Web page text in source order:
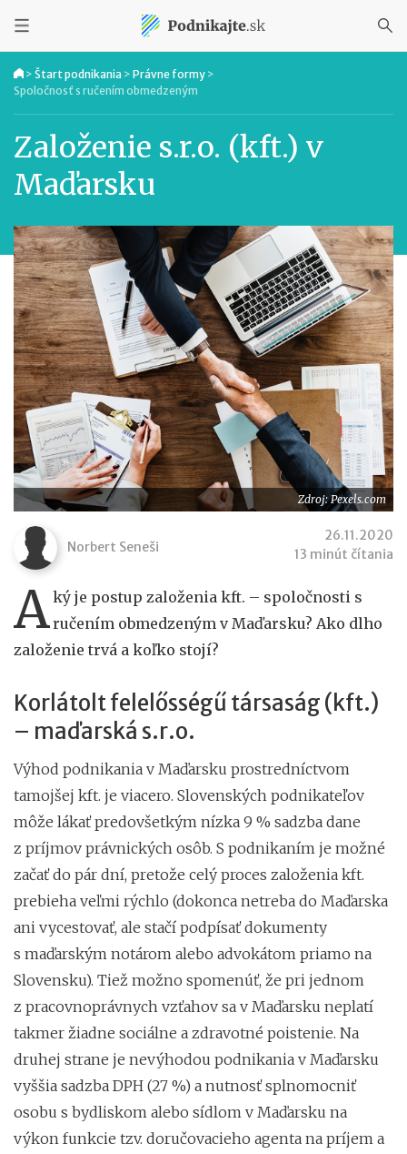
> Štart podnikania > Právne formy >
Spoločnosť s ručením obmedzeným
Založenie s.r.o. (kft.) v
Maďarsku
Zdroj: Pexels.com
Norbert Seneši
26.11.2020
13 minút čítania
Aký je postup založenia kft. – spoločnosti s
ručením obmedzeným v Maďarsku? Ako dlho
založenie trvá a koľko stojí?
Korlátolt felelősségű társaság (kft.)
– maďarská s.r.o.
Výhod podnikania v Maďarsku prostredníctvom
tamojšej kft. je viacero. Slovenských podnikateľov
môže lákať predovšetkým nízka 9 % sadzba dane
z príjmov právnických osôb. S podnikaním je možné
začať do pár dní, pretože celý proces založenia kft.
prebieha veľmi rýchlo (dokonca netreba do Maďarska
ani vycestovať, ale stačí podpísať dokumenty
s maďarským notárom alebo advokátom priamo na
Slovensku). Tiež možno spomenúť, že pri jednom
z pracovnoprávnych vzťahov sa v Maďarsku neplatí
takmer žiadne sociálne a zdravotné poistenie. Na
druhej strane je nevýhodou podnikania v Maďarsku
vyššia sadzba DPH (27 %) a nutnosť splnomocniť
osobu s bydliskom alebo sídlom v Maďarsku na
výkon funkcie tzv. doručovacieho agenta na príjem a